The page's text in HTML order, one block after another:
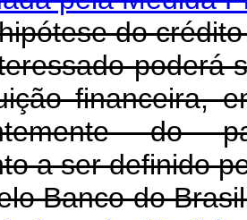
do
poderá
financeira,
do
a ser definido
Banco do